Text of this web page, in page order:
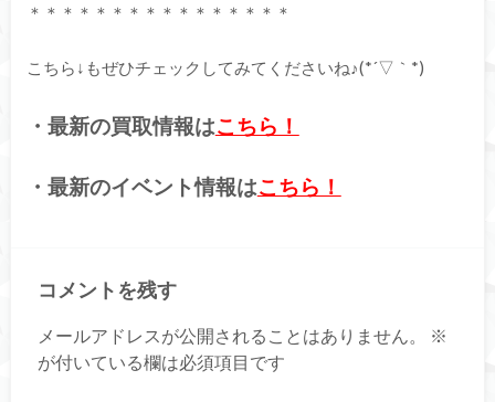
＊＊＊＊＊＊＊＊＊＊＊＊＊＊＊＊
こちら↓もぜひチェックしてみてくださいね♪(*´▽｀*)
・最新の買取情報はこちら！
・最新のイベント情報はこちら！
コメントを残す
メールアドレスが公開されることはありません。
※
が付いている欄は必須項目です